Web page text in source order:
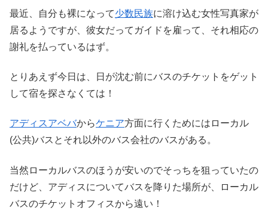
最近、自分も裸になって少数民族に溶け込む女性写真家が
居るようですが、彼女だってガイドを雇って、それ相応の
謝礼を払っているはず。
とりあえず今日は、日が沈む前にバスのチケットをゲット
して宿を探さなくては！
アディスアベバからケニア方面に行くためにはローカル
(公共)バスとそれ以外のバス会社のバスがある。
当然ローカルバスのほうが安いのでそっちを狙っていたの
だけど、アディスについてバスを降りた場所が、ローカル
バスのチケットオフィスから遠い！